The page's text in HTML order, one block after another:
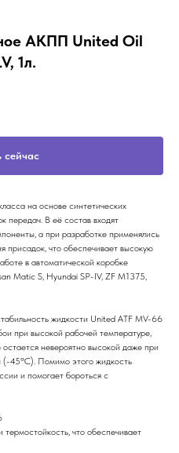
АКПП United Oil
1л.
сейчас
на основе синтетических
передач. В её состав входят
а при разработке применялись
присадок, что обеспечивает высокую
в автоматической коробке
Matic S, Hyundai SP-IV, ZF M1375,
жидкости United ATF MV-66
при высокой рабочей температуре,
невероятно высокой даже при
45ºC). Помимо этого жидкость
и помогает бороться с
что обеспечивает